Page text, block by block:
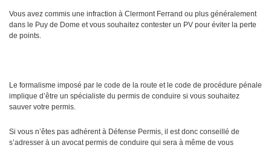
Vous avez commis une infraction à Clermont Ferrand ou plus généralement
dans le Puy de Dome et vous souhaitez contester un PV pour éviter la perte
de points.
Le formalisme imposé par le code de la route et le code de procédure pénale
implique d’être un spécialiste du permis de conduire si vous souhaitez
sauver votre permis.
Si vous n’êtes pas adhérent à Défense Permis, il est donc conseillé de
s’adresser à un avocat permis de conduire qui sera à même de vous